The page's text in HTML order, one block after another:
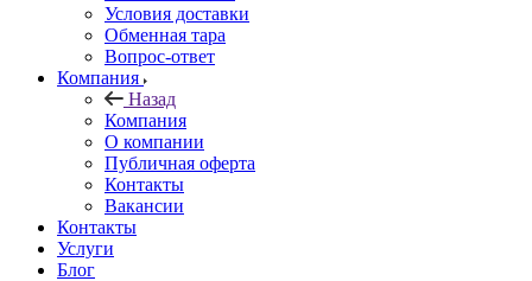
Условия доставки
Обменная тара
Вопрос-ответ
Компания
Назад
Компания
О компании
Публичная оферта
Контакты
Вакансии
Контакты
Услуги
Блог